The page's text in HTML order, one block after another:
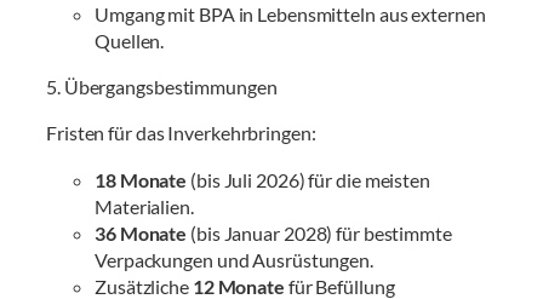
Umgang mit BPA in Lebensmitteln aus externen
Quellen.
5. Übergangsbestimmungen
Fristen für das Inverkehrbringen:
18 Monate (bis Juli 2026) für die meisten
Materialien.
36 Monate (bis Januar 2028) für bestimmte
Verpackungen und Ausrüstungen.
Zusätzliche 12 Monate für Befüllung